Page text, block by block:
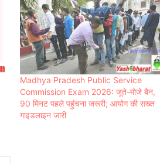
Madhya Pradesh Public Service
Commission Exam 2026: जूते-मोजे बैन,
90 मिनट पहले पहुंचना जरूरी; आयोग की सख्त
गाइडलाइन जारी